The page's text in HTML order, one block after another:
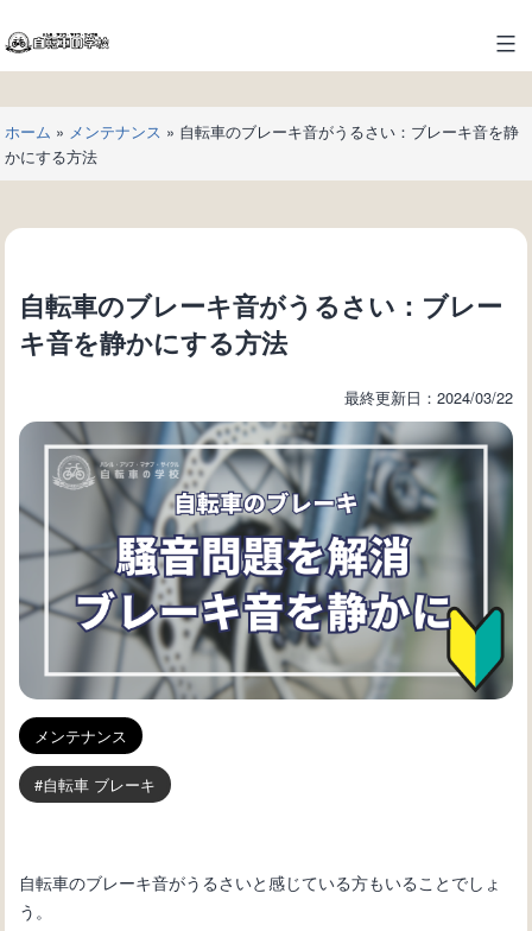
ン
テ
ツ
へ
ス
ッ
自
転
車
の
学
ホーム » メンテナンス » 自転車のブレーキ音がうるさい：ブレーキ音を静
かにする方法
自転車のブレーキ音がうるさい：ブレー
キ音を静かにする方法
最終更新日：2024/03/22
メンテナンス
自転車 ブレーキ
自転車のブレーキ音がうるさいと感じている方もいることでしょ
う。